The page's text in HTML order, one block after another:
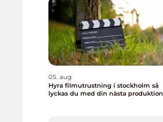
05. aug
Hyra filmutrustning i stockholm så
lyckas du med din nästa produktion